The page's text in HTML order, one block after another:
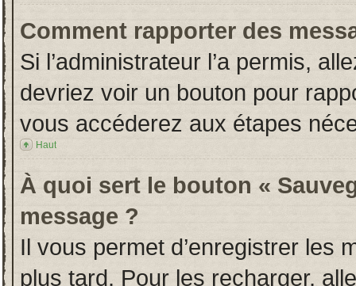
Comment rapporter des
Si l’administrateur l’a permis,
devriez voir un bouton pour
vous accéderez aux étapes
Haut
À quoi sert le bouton «
message ?
Il vous permet d’enregistrer les
plus tard. Pour les recharger,